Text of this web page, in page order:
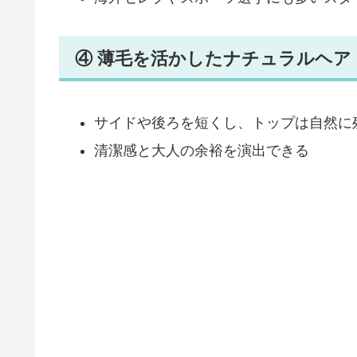
④ 薄毛を活かしたナチュラルヘア
サイドや後ろを短くし、トップは自然に
清潔感と大人の余裕を演出できる